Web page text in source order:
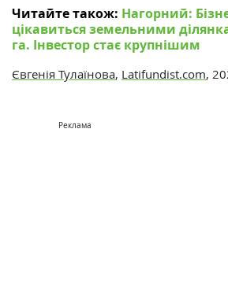
Читайте також: Нагорний:
цікавиться земельними
га. Інвестор стає крупнішим
Євгенія Тулаїнова, Latifundist.com,
Реклама